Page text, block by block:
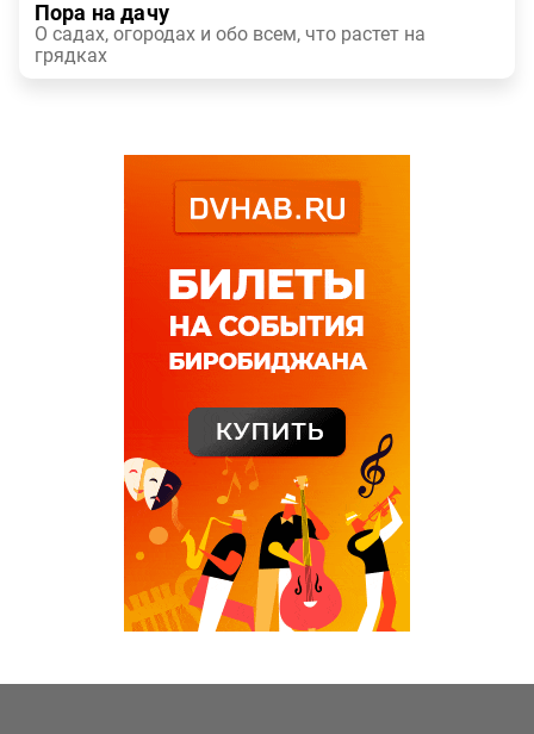
Пора на дачу
О садах, огородах и обо всем, что растет на
грядках